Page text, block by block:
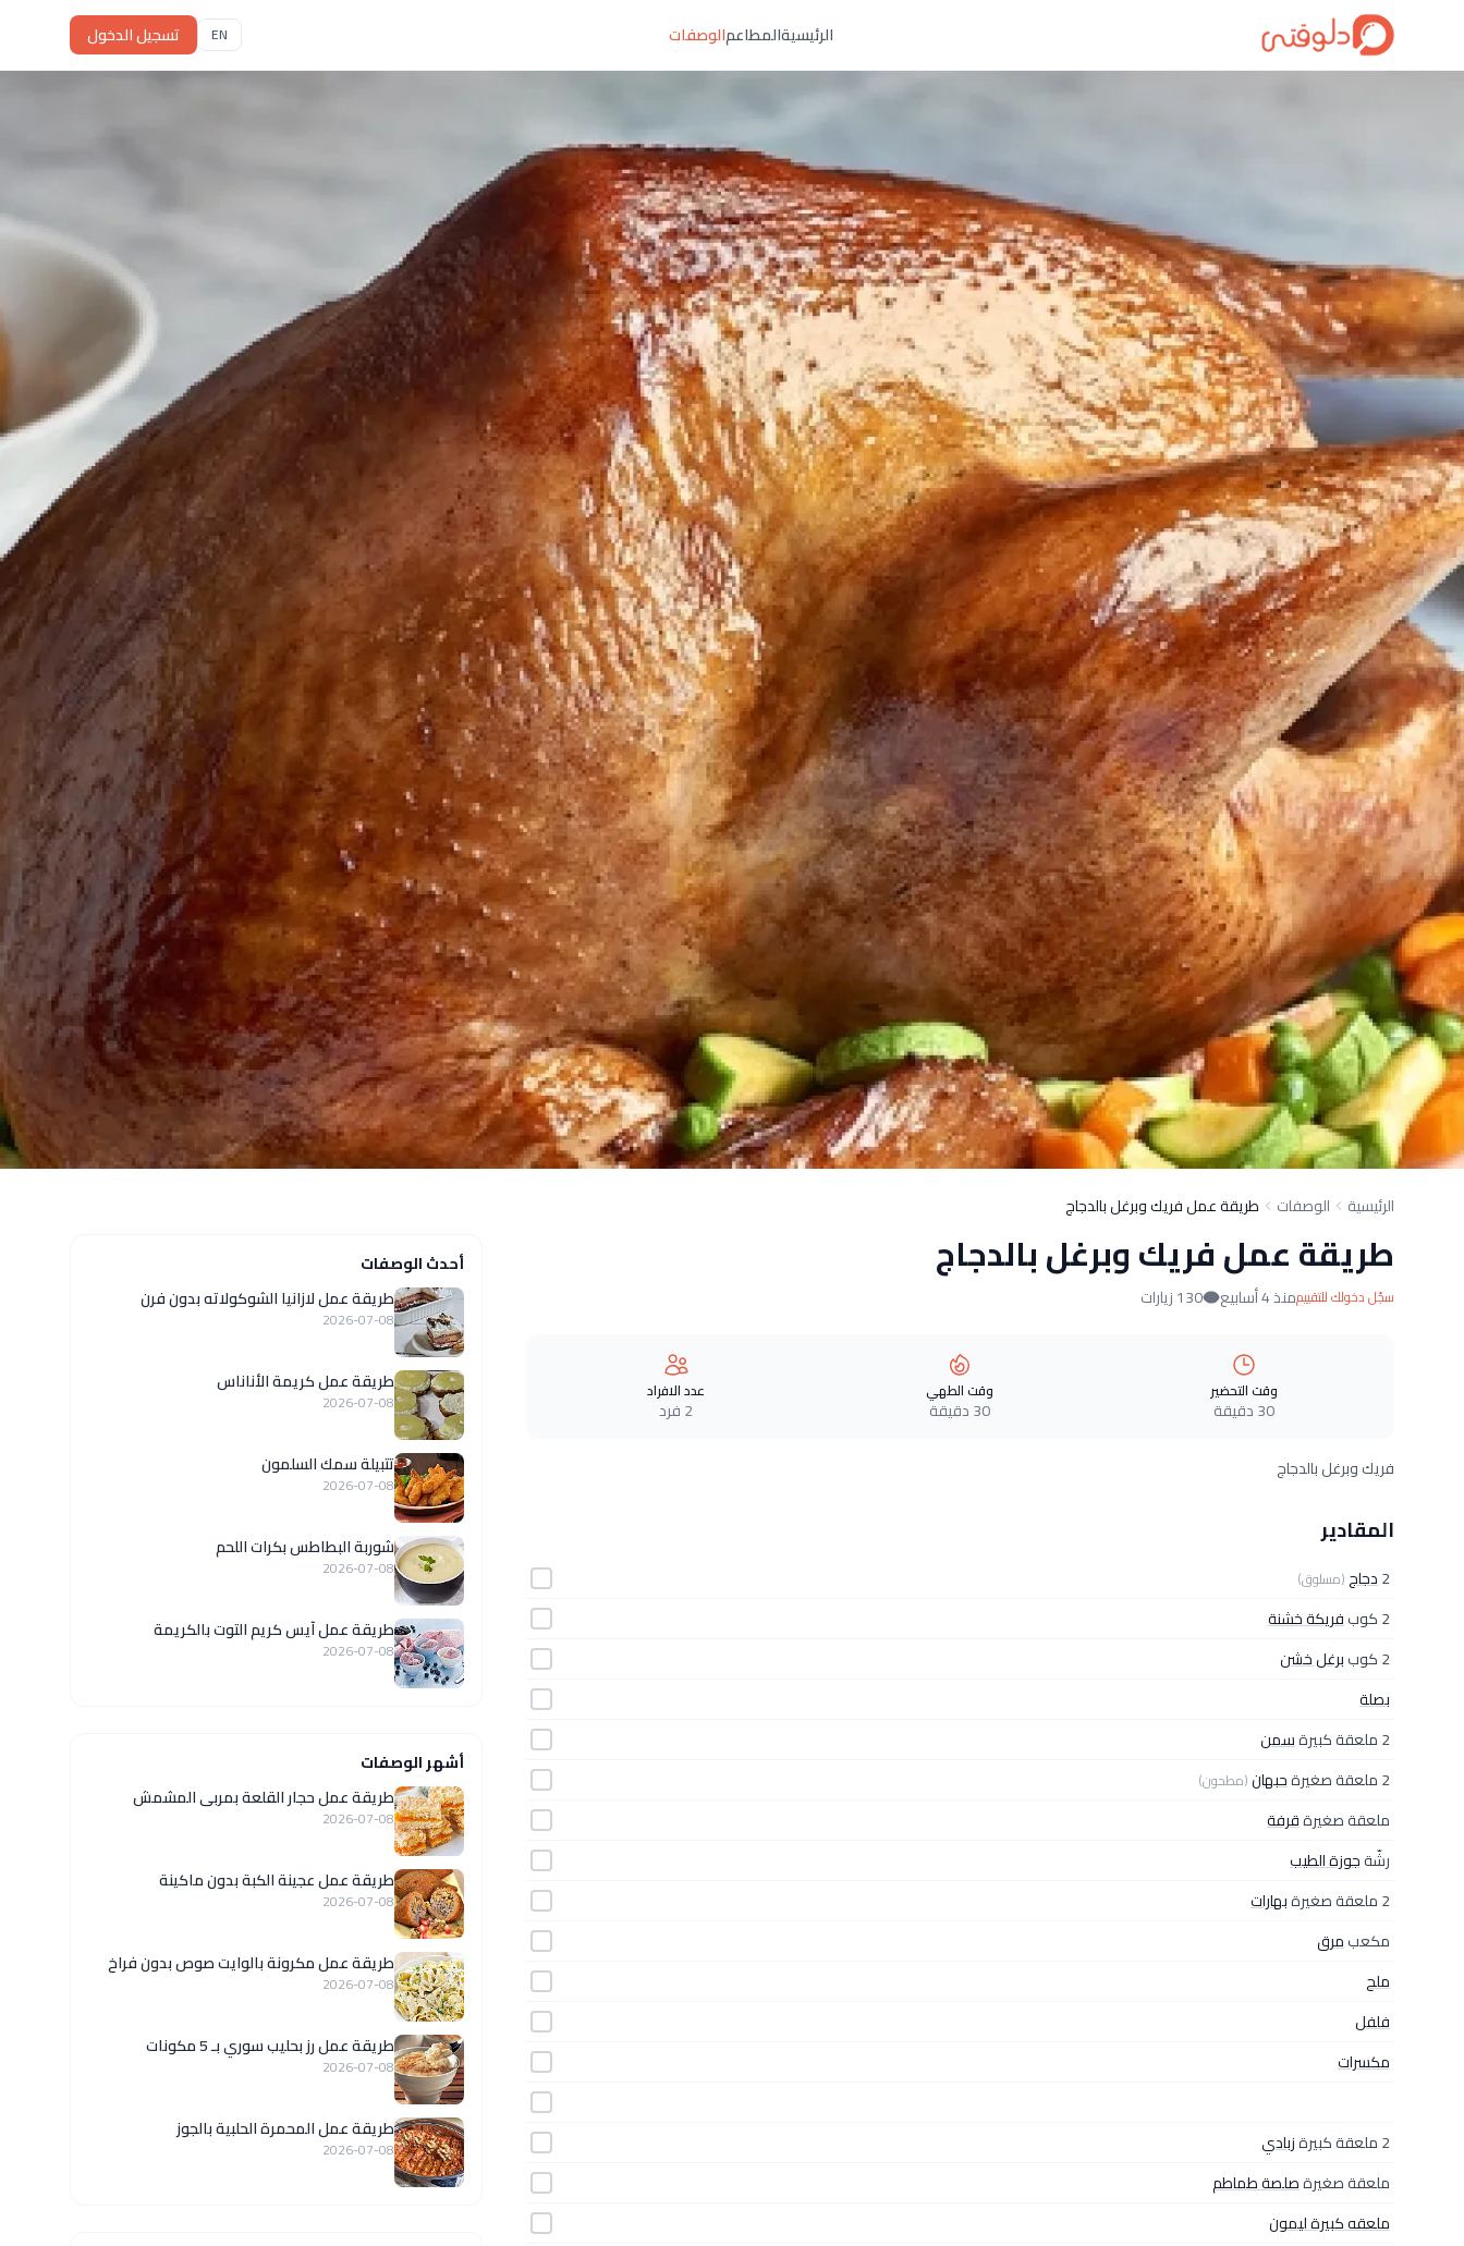
الرئيسيةالمطاعمالوصفات EN تسجيل الدخول
الرئيسية الوصفات طريقة عمل فريك وبرغل بالدجاج
طريقة عمل فريك وبرغل بالدجاج
سجّل دخولك للتقييممنذ 4 أسابيع 130 زيارات
وقت التحضير
30 دقيقة
وقت الطهي
30 دقيقة
عدد الافراد
2 فرد
فريك وبرغل بالدجاج
المقادير
2دجاج(مسلوق)
2 كوب
فريكة خشنة
2 كوب
برغل خشن
بصلة
2 ملعقة كبيرة
سمن
2 ملعقة صغيرة
حبهان(مطحون)
ملعقة صغيرةقرفة
رشّةجوزة الطيب
2 ملعقة صغيرة
بهارات
مكعبمرق
ملح
فلفل
مكسرات
2 ملعقة كبيرة
زبادي
ملعقة صغيرةصلصة طماطم
ملعقه كبيرة ليمون
أحدث الوصفات
طريقة عمل لازانيا الشوكولاته بدون فرن
2026-07-08
طريقة عمل كريمة الأناناس
2026-07-08
تتبيلة سمك السلمون
2026-07-08
شوربة البطاطس بكرات اللحم
2026-07-08
طريقة عمل آيس كريم التوت بالكريمة
2026-07-08
أشهر الوصفات
طريقة عمل حجار القلعة بمربى المشمش
2026-07-08
طريقة عمل عجينة الكبة بدون ماكينة
2026-07-08
طريقة عمل مكرونة بالوايت صوص بدون فراخ
2026-07-08
طريقة عمل رز بحليب سوري بـ 5 مكونات
2026-07-08
طريقة عمل المحمرة الحلبية بالجوز
2026-07-08